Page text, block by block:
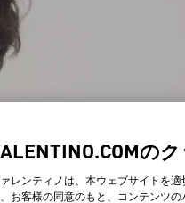
の
レンティノは、本ウェブサイトを
お客様の同意のもと、コンテンツ